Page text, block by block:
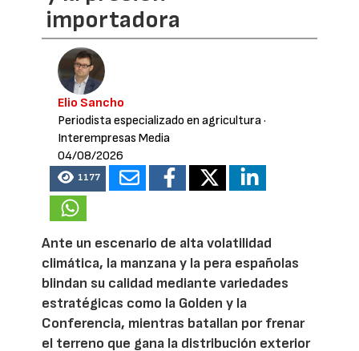
importadora
Elio Sancho
Periodista especializado en agricultura·
Interempresas Media
04/08/2026
1177
Ante un escenario de alta volatilidad
climática, la manzana y la pera españolas
blindan su calidad mediante variedades
estratégicas como la Golden y la
Conferencia, mientras batallan por frenar
el terreno que gana la distribución exterior